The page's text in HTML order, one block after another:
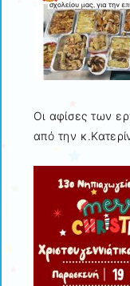
Οι αφίσες των
από την